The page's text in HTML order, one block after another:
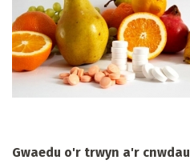
Gwaedu o'r trwyn a'r cnwdau